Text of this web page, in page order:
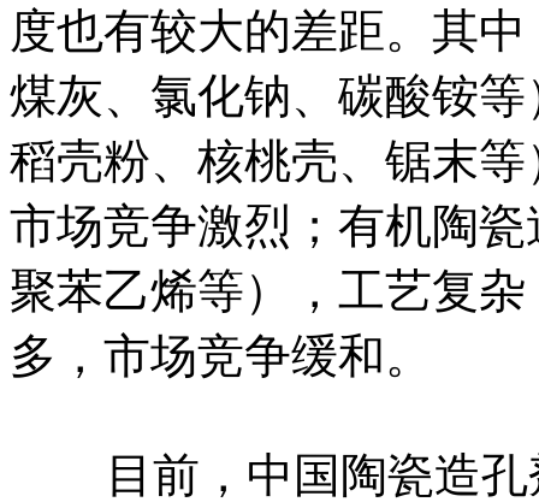
度也有较大的差距。其
煤灰、氯化钠、碳酸铵
稻壳粉、核桃壳、锯末
市场竞争激烈；有机陶
聚苯乙烯等），工艺复
多，市场竞争缓和。
目前，中国陶瓷造孔